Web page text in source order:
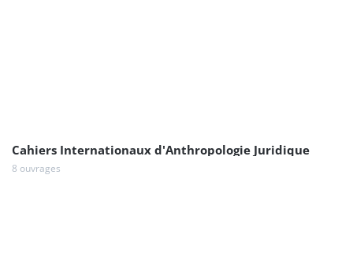
Cahiers Internationaux d'Anthropologie Juridique
8 ouvrages